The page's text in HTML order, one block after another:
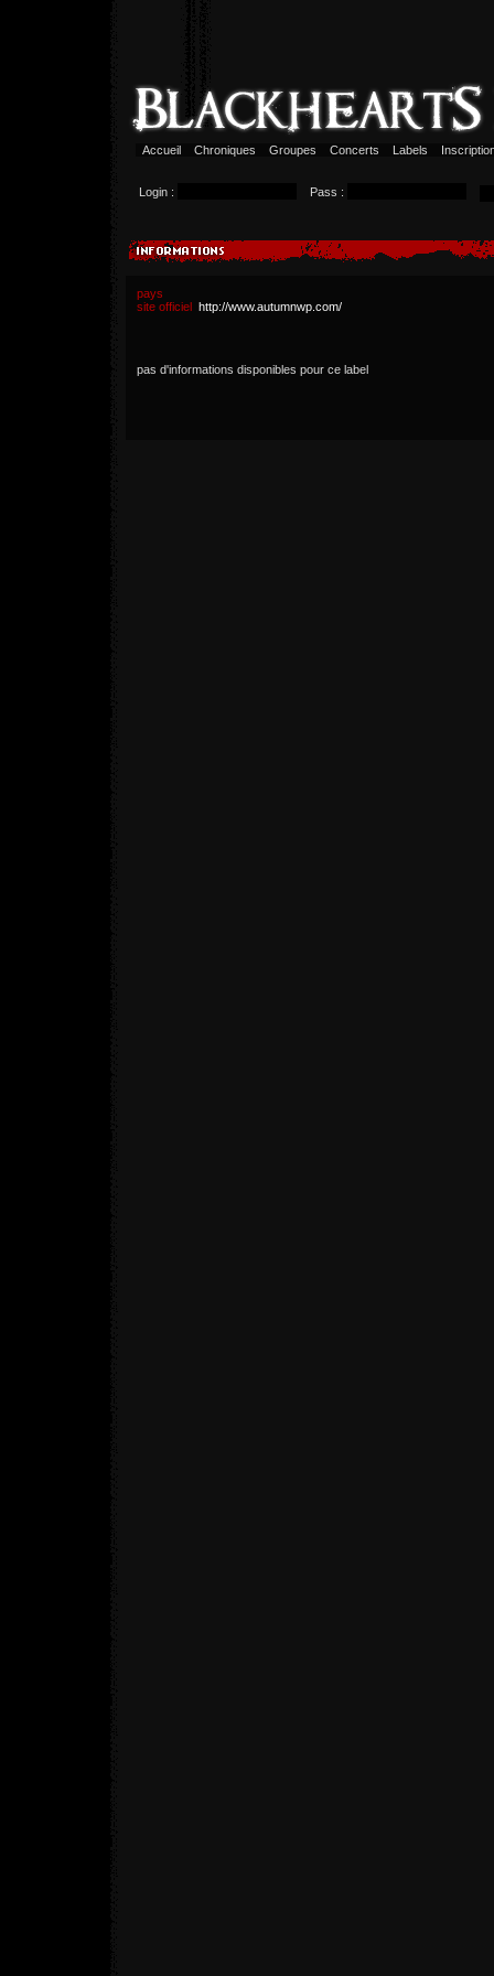
Accueil Chroniques Groupes Concerts Labels
Login : Pass :
pays
site officiel http://www.autumnwp.com/
pas d'informations disponibles pour ce label